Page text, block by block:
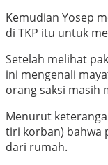
Kemudian Yosep
di TKP itu untuk
Setelah melihat
ini mengenali
orang saksi masih
Menurut
tiri korban) bahwa
dari rumah.